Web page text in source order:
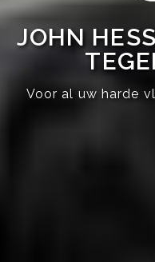
JOHN
Voor al uw harde